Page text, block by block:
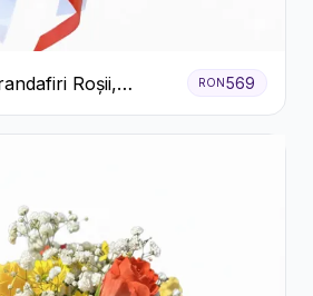
Roșii,
Bomboane
RON569